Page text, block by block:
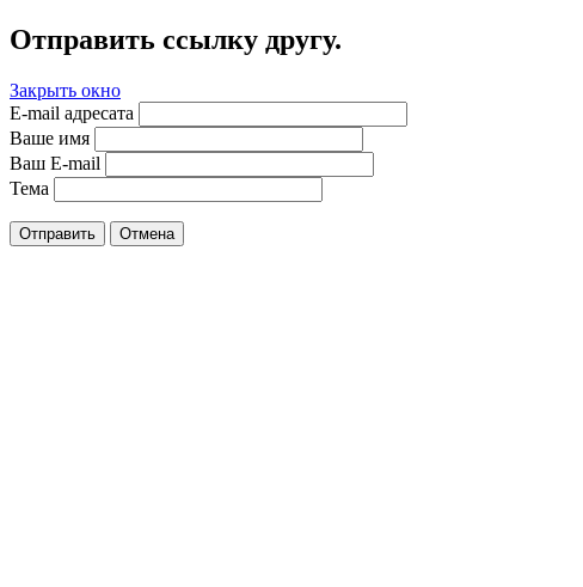
Отправить ссылку другу.
Закрыть окно
E-mail адресата
Ваше имя
Ваш E-mail
Тема
Отправить Отмена